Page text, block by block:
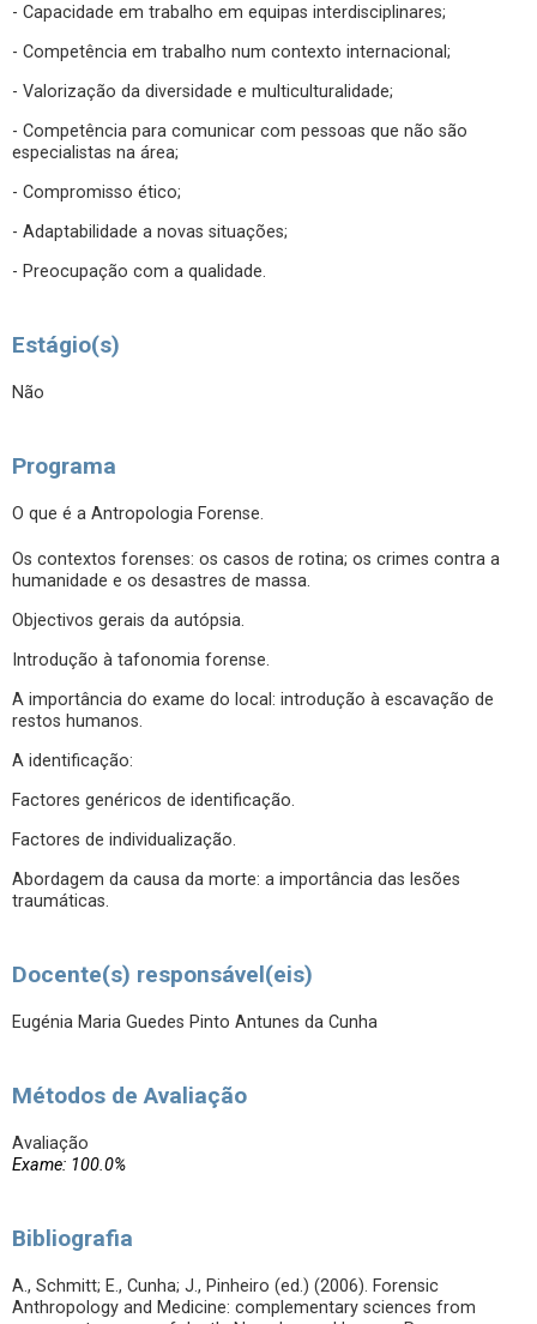
- Capacidade em trabalho em equipas interdisciplinares;
- Competência em trabalho num contexto internacional;
- Valorização da diversidade e multiculturalidade;
- Competência para comunicar com pessoas que não são
especialistas na área;
- Compromisso ético;
- Adaptabilidade a novas situações;
- Preocupação com a qualidade.
Estágio(s)
Não
Programa
O que é a Antropologia Forense.
Os contextos forenses: os casos de rotina; os crimes contra a
humanidade e os desastres de massa.
Objectivos gerais da autópsia.
Introdução à tafonomia forense.
A importância do exame do local: introdução à escavação de
restos humanos.
A identificação:
Factores genéricos de identificação.
Factores de individualização.
Abordagem da causa da morte: a importância das lesões
traumáticas.
Docente(s) responsável(eis)
Eugénia Maria Guedes Pinto Antunes da Cunha
Métodos de Avaliação
Avaliação
Exame: 100.0%
Bibliografia
A., Schmitt; E., Cunha; J., Pinheiro (ed.) (2006). Forensic
Anthropology and Medicine: complementary sciences from